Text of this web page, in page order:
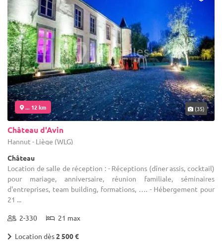
... 12 km (35)
Château d'Avin
Hannut - Liège (WLG)
Château
Location de salle de réception : - Réceptions (dîner assis, cocktail)
pour mariage, anniversaire, réunion familiale, séminaires
d'entreprises, team building, formations, …. - Hébergement pour
21 ...
2-330 21 max
Location dès2 500 €